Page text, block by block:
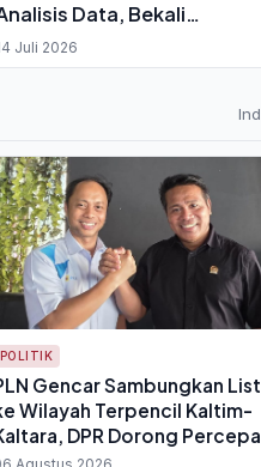
Data, Bekali
Baca Angka
Juli 2026
POLITIK
Gencar Sambungkan
Wilayah Terpencil Kaltim-
DPR Dorong